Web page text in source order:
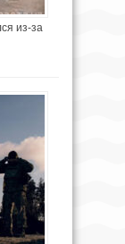
из-за